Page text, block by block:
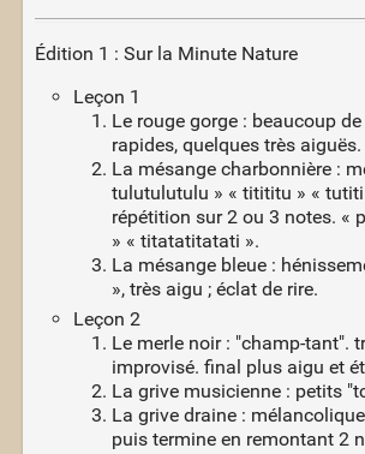
Édition 1 : Sur la Minute Nature
Leçon 1
Le rouge gorge : beaucoup
rapides, quelques très aiguës.
La mésange charbonnière :
tulutulutulu » « titititu » «
répétition sur 2 ou 3 notes. «
» « titatatitatati ».
La mésange bleue :
», très aigu ; éclat de rire.
Leçon 2
Le merle noir : "champ-tant".
improvisé. final plus aigu et
La grive musicienne : petits
La grive draine :
puis termine en remontant 2